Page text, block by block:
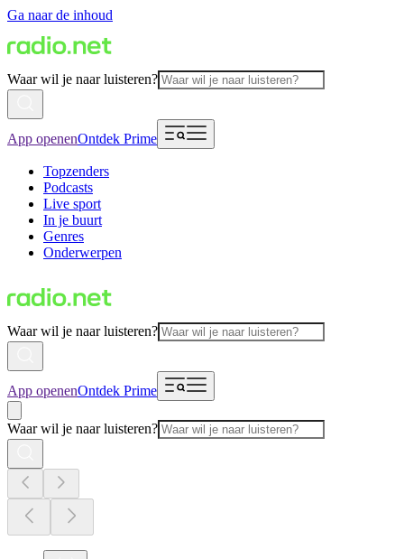
Ga naar de inhoud
Waar wil je naar luisteren?
App openenOntdek Prime
Topzenders
Podcasts
Live sport
In je buurt
Genres
Onderwerpen
Waar wil je naar luisteren?
App openenOntdek Prime
Waar wil je naar luisteren?